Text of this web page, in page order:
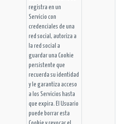
registra en un
Servicio con
credenciales de una
red social, autoriza a
la red social a
guardar una Cookie
persistente que
recuerda su identidad
y le garantiza acceso
a los Servicios hasta
que expira. El Usuario
puede borrar esta